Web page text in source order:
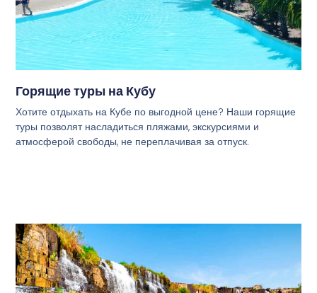
Горящие туры на Кубу
Хотите отдыхать на Кубе по выгодной цене? Наши горящие
туры позволят насладиться пляжами, экскурсиями и
атмосферой свободы, не переплачивая за отпуск.